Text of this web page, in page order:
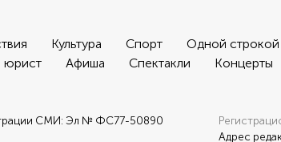
Культура Спорт Одной строкой
юрист Афиша Спектакли Концерты
СМИ: Эл № ФС77-50890
Адрес